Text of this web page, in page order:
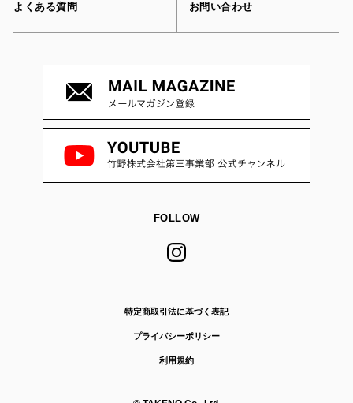
よくある質問 お問い合わせ
FOLLOW
特定商取引法に基づく表記
プライバシーポリシー
利用規約